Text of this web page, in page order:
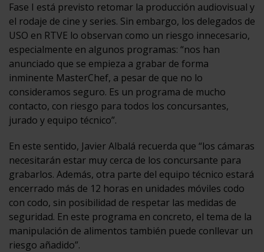
Fase I está previsto retomar la producción audiovisual y
el rodaje de cine y series. Sin embargo, los delegados de
USO en RTVE lo observan como un riesgo innecesario,
especialmente en algunos programas: “nos han
anunciado que se empieza a grabar de forma
inminente MasterChef, a pesar de que no lo
consideramos seguro. Es un programa de mucho
contacto, con riesgo para todos los concursantes,
jurado y equipo técnico”.
En este sentido, Javier Albalá recuerda que “los cámaras
necesitarán estar muy cerca de los concursante para
grabarlos. Además, otra parte del equipo técnico estará
encerrado más de 12 horas en unidades móviles codo
con codo, sin posibilidad de respetar las medidas de
seguridad. En este programa en concreto, el tema de la
manipulación de alimentos también puede conllevar un
riesgo añadido”.